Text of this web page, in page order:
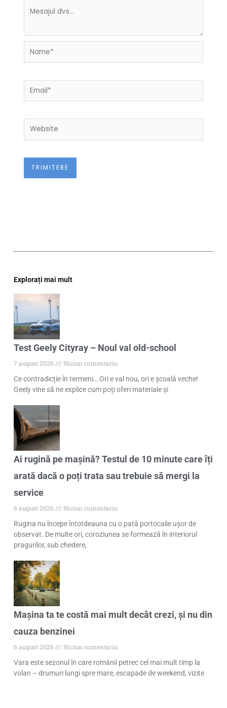
Name*
Email*
Website
Explorați mai mult
Test Geely Cityray – Noul val old-school
7 august 2026
Niciun comentariu
Ce contradicție în termeni… Ori e val nou, ori e școală veche!
Geely vine să ne explice cum poți oferi materiale și
Ai rugină pe mașină? Testul de 10 minute care îți
arată dacă o poți trata sau trebuie să mergi la
service
6 august 2026
Niciun comentariu
Rugina nu începe întotdeauna cu o pată portocalie ușor de
observat. De multe ori, coroziunea se formează în interiorul
pragurilor, sub chedere,
Mașina ta te costă mai mult decât crezi, și nu din
cauza benzinei
6 august 2026
Niciun comentariu
Vara este sezonul în care românii petrec cel mai mult timp la
volan – drumuri lungi spre mare, escapade de weekend, vizite